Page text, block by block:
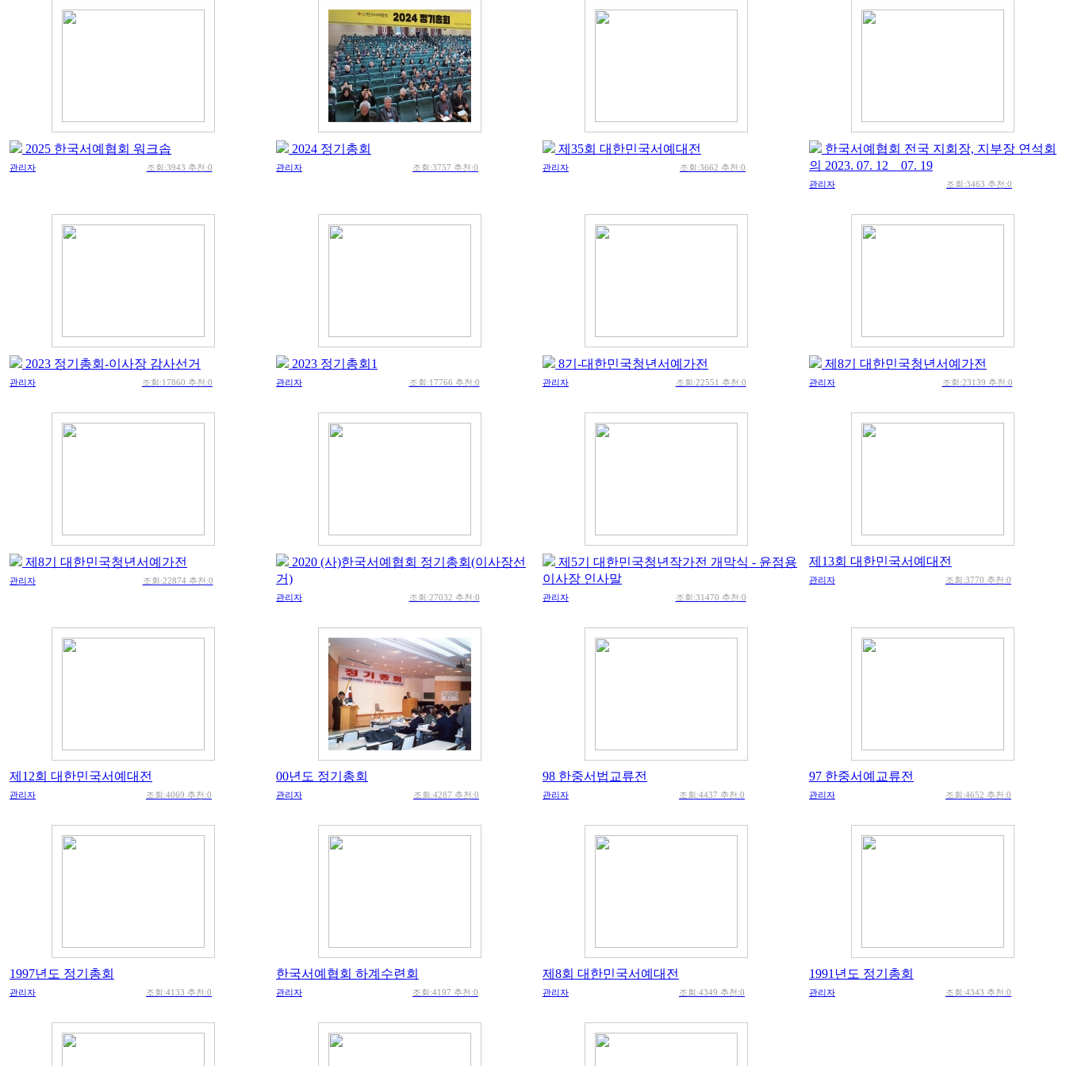
2025 한국서예협회 워크솝
관리자 조회:3943 추천:0
2024 정기총회
관리자 조회:3757 추천:0
제35회 대한민국서예대전
관리자 조회:3662 추천:0
한국서예협회 전국 지회장, 지부장 연석회
의 2023. 07. 12 _ 07. 19
관리자 조회:3463 추천:0
2023 정기총회-이사장 감사선거
관리자 조회:17860 추천:0
2023 정기총회1
관리자 조회:17766 추천:0
8기-대한민국청년서예가전
관리자 조회:22551 추천:0
제8기 대한민국청년서예가전
관리자 조회:23139 추천:0
제8기 대한민국청년서예가전
관리자 조회:22874 추천:0
2020 (사)한국서예협회 정기총회(이사장선
거)
관리자 조회:27032 추천:0
제5기 대한민국청년작가전 개막식 - 윤점용
이사장 인사말
관리자 조회:31470 추천:0
제13회 대한민국서예대전
관리자 조회:3770 추천:0
제12회 대한민국서예대전
관리자 조회:4069 추천:0
00년도 정기총회
관리자 조회:4287 추천:0
98 한중서법교류전
관리자 조회:4437 추천:0
97 한중서예교류전
관리자 조회:4652 추천:0
1997년도 정기총회
관리자 조회:4133 추천:0
한국서예협회 하계수련회
관리자 조회:4197 추천:0
제8회 대한민국서예대전
관리자 조회:4349 추천:0
1991년도 정기총회
관리자 조회:4343 추천:0